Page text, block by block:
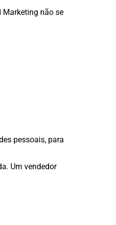
Marketing não se
pessoais, para
Um vendedor